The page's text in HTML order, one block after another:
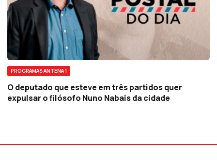
PROGRAMAS ANTENA 1
O deputado que esteve em três partidos quer
expulsar o filósofo Nuno Nabais da cidade